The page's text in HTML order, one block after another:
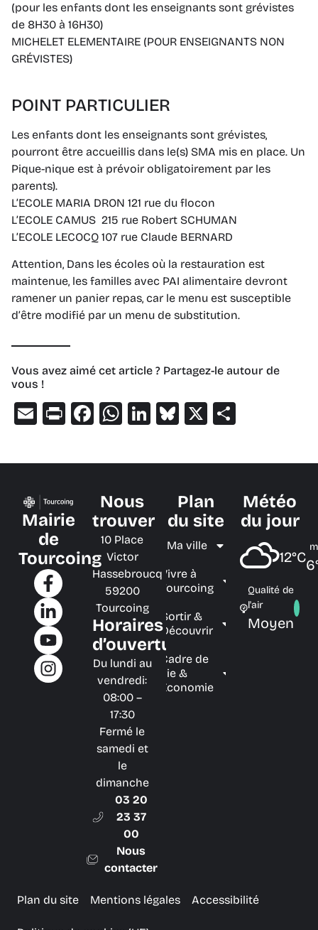
(pour les enfants dont les enseignants sont grévistes
de 8H30 à 16H30)
MICHELET ELEMENTAIRE (POUR ENSEIGNANTS NON
GRÉVISTES)
POINT PARTICULIER
Les enfants dont les enseignants sont grévistes,
pourront être accueillis dans le(s) SMA mis en place. Un
Pique-nique est à prévoir obligatoirement par les
parents).
L’ECOLE MARIA DRON 121 rue du flocon
L’ECOLE CAMUS 215 rue Robert SCHUMAN
L’ECOLE LECOCQ 107 rue Claude BERNARD
Attention, Dans les écoles où la restauration est
maintenue, les familles avec PAI alimentaire devront
ramener un panier repas, car le menu est susceptible
d’être modifié par un menu de substitution.
Vous avez aimé cet article ? Partagez-le autour de
vous !
EmailPrintFacebook
WhatsApp
LinkedIn
Bluesky
X
Mairie
de
Tourcoing
Nous
trouver
10 Place
Victor
Hassebroucq
59200
Tourcoing
Horaires
d’ouverture
Du lundi au
vendredi:
08:00 –
17:30
Fermé le
samedi et
le
dimanche
03 20
23 37
00
Nous
contacter
Plan
du site
Ma ville
Vivre à
Tourcoing
Sortir &
Découvrir
Cadre de
vie &
Économie
Météo
du jour
12°C
Qualité de
l'air
Moyen
Plan du site Mentions légales Accessibilité